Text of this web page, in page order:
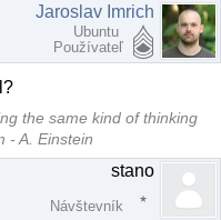
Jaroslav Imrich
Ubuntu
Používateľ
the same kind of thinking
- A. Einstein
stano
Návštevník